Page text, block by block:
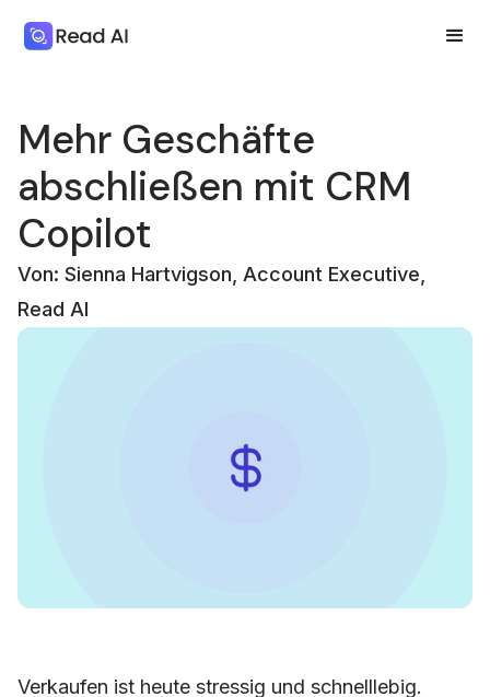
Mehr Geschäfte
abschließen mit CRM
Copilot
Von: Sienna Hartvigson, Account Executive,
Read AI
Verkaufen ist heute stressig und schnelllebig.